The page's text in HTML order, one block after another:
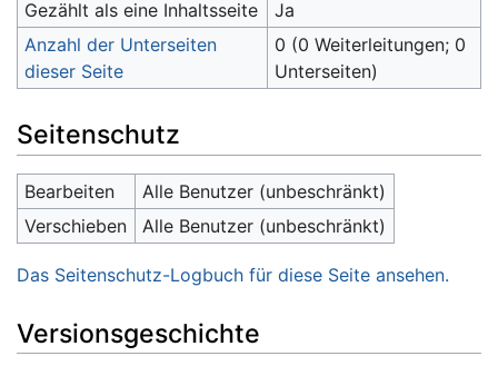
Gezählt als eine Inhaltsseite
Ja
Anzahl der Unterseiten
dieser Seite
0 (0 Weiterleitungen; 0
Unterseiten)
Seitenschutz
Bearbeiten
Alle Benutzer (unbeschränkt)
Verschieben
Alle Benutzer (unbeschränkt)
Das Seitenschutz-Logbuch für diese Seite ansehen.
Versionsgeschichte